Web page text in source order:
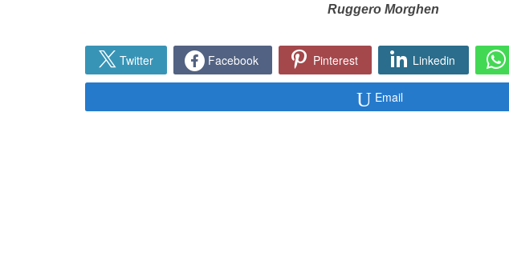
Ruggero Morghen
Twitter Facebook Pinterest Linkedin
Email